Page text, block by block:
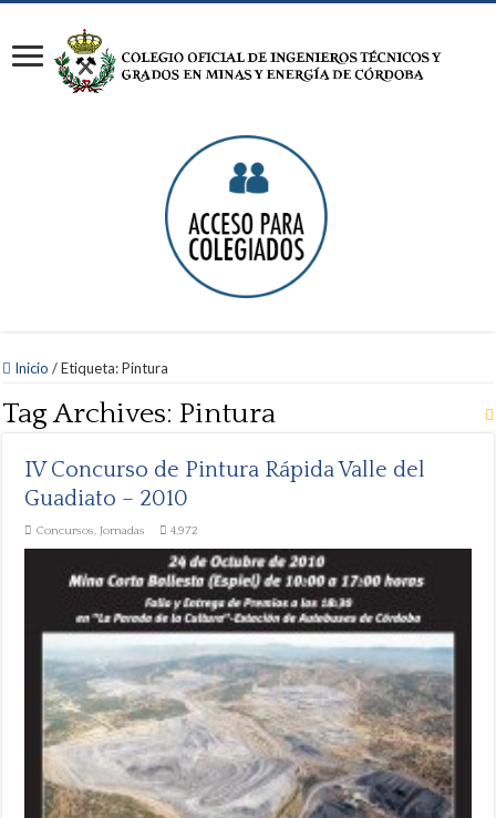
Inicio / Etiqueta:Pintura
Tag Archives:Pintura
IV Concurso de Pintura Rápida Valle del
Guadiato – 2010
Concursos,Jornadas 4,972